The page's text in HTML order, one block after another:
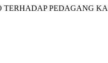
TERHADAP PEDAGANG